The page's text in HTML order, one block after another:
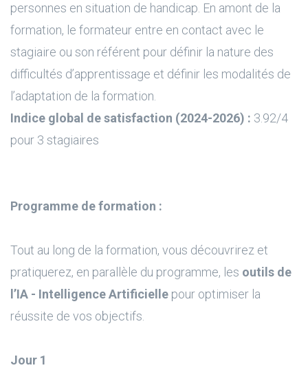
personnes en situation de handicap. En amont de la
formation, le formateur entre en contact avec le
stagiaire ou son référent pour définir la nature des
difficultés d’apprentissage et définir les modalités de
l’adaptation de la formation.
Indice global de satisfaction (2024-2026) : 3.92/4
pour 3 stagiaires
Programme de formation :
Tout au long de la formation, vous découvrirez et
pratiquerez, en parallèle du programme, les outils de
l’IA - Intelligence Artificielle pour optimiser la
réussite de vos objectifs.
Jour 1